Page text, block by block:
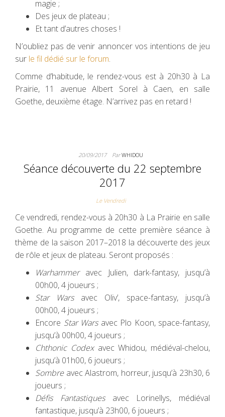
magie ;
Des jeux de plateau ;
Et tant d’autres choses !
N’oubliez pas de venir annoncer vos intentions de jeu
sur le fil dédié sur le forum.
Comme d’habitude, le rendez-vous est à 20h30 à La
Prairie, 11 avenue Albert Sorel à Caen, en salle
Goethe, deuxième étage. N’arrivez pas en retard !
20/09/2017 ParWHIDOU
Séance découverte du 22 septembre
2017
Le Vendredi
Ce vendredi, rendez-vous à 20h30 à La Prairie en salle
Goethe. Au programme de cette première séance à
thème de la saison 2017–2018 la découverte des jeux
de rôle et jeux de plateau. Seront proposés :
Warhammeravec Julien, dark-fantasy, jusqu’à
00h00, 4 joueurs ;
Star Warsavec Oliv’, space-fantasy, jusqu’à
00h00, 4 joueurs ;
Encore Star Warsavec Plo Koon, space-fantasy,
jusqu’à 00h00, 4 joueurs ;
Chthonic Codexavec Whidou, médiéval-chelou,
jusqu’à 01h00, 6 joueurs ;
Sombreavec Alastrom, horreur, jusqu’à 23h30, 6
joueurs ;
Défis Fantastiquesavec Lorinellys, médiéval
fantastique, jusqu’à 23h00, 6 joueurs ;